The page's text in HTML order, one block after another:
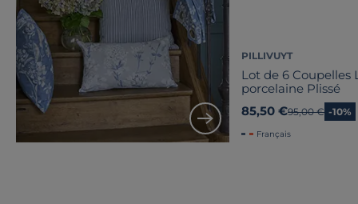
PILLIVUYT
Lot de 6 Coupelles
porcelaine Plissé
85,50 €Ancien prix
95,00 € -10%
Français